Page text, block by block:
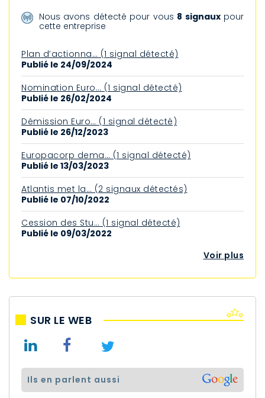
Nous avons détecté pour vous 8 signauxpour
cette entreprise
Plan d’actionna… (1 signal détecté)
Publié le 24/09/2024
Nomination Euro… (1 signal détecté)
Publié le 26/02/2024
Démission Euro… (1 signal détecté)
Publié le 26/12/2023
Europacorp dema… (1 signal détecté)
Publié le 13/03/2023
Atlantis met la… (2 signaux détectés)
Publié le 07/10/2022
Cession des Stu… (1 signal détecté)
Publié le 09/03/2022
Voir plus
SUR LE WEB
ils en parlent aussi